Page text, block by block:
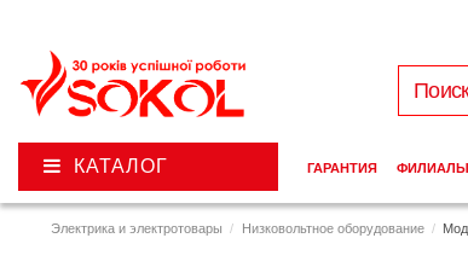
Электрика и электротовары Низковольтное оборудование
КАТАЛОГ ГАРАНТИЯ ФИЛИАЛЫ